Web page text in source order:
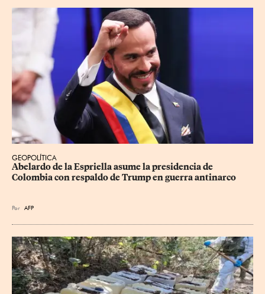
GEOPOLÍTICA
Abelardo de la Espriella asume la presidencia de
Colombia con respaldo de Trump en guerra antinarco
Por AFP